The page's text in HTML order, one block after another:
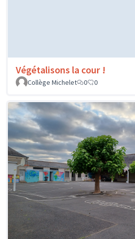
Végétalisons la cour !
Collège Michelet
0 0